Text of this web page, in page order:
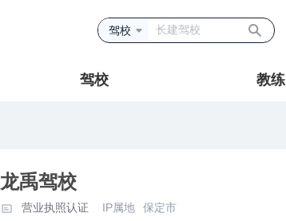
驾校
驾校 教练
龙禹驾校
营业执照认证 IP属地
保定市